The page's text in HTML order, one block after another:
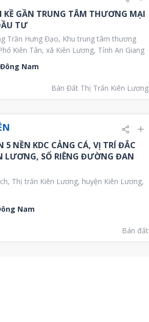
KỀ GẦN TRUNG TÂM THƯƠNG MẠI
TƯ
Trần Hưng Đạo, Khu trung tâm thương
Kiên Tân, xã Kiên Lương, Tỉnh An Giang
Đông Nam
Bán Đất Thị Trấn Kiên Lương
5 NỀN KDC CẢNG CÁ, VỊ TRÍ ĐẮC
LƯƠNG, SỔ RIÊNG ĐƯỜNG ĐAN
Thị trấn Kiên Lương, huyện Kiên Lương,
Nam
Bán đất